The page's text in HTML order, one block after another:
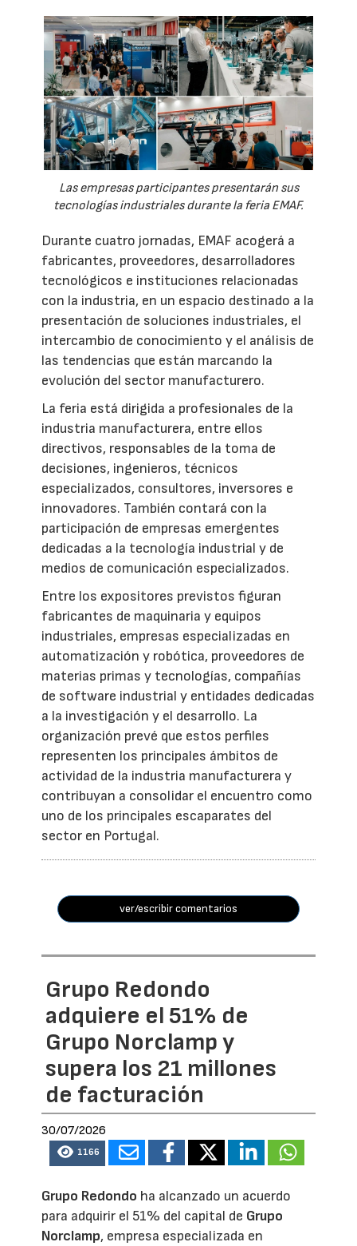
Las empresas participantes presentarán sus
tecnologías industriales durante la feria EMAF.
Durante cuatro jornadas, EMAF acogerá a
fabricantes, proveedores, desarrolladores
tecnológicos e instituciones relacionadas
con la industria, en un espacio destinado a la
presentación de soluciones industriales, el
intercambio de conocimiento y el análisis de
las tendencias que están marcando la
evolución del sector manufacturero.
La feria está dirigida a profesionales de la
industria manufacturera, entre ellos
directivos, responsables de la toma de
decisiones, ingenieros, técnicos
especializados, consultores, inversores e
innovadores. También contará con la
participación de empresas emergentes
dedicadas a la tecnología industrial y de
medios de comunicación especializados.
Entre los expositores previstos figuran
fabricantes de maquinaria y equipos
industriales, empresas especializadas en
automatización y robótica, proveedores de
materias primas y tecnologías, compañías
de software industrial y entidades dedicadas
a la investigación y el desarrollo. La
organización prevé que estos perfiles
representen los principales ámbitos de
actividad de la industria manufacturera y
contribuyan a consolidar el encuentro como
uno de los principales escaparates del
sector en Portugal.
ver/escribir comentarios
Grupo Redondo
adquiere el 51% de
Grupo Norclamp y
supera los 21 millones
de facturación
30/07/2026
1166
Grupo Redondo ha alcanzado un acuerdo
para adquirir el 51% del capital de Grupo
Norclamp, empresa especializada en